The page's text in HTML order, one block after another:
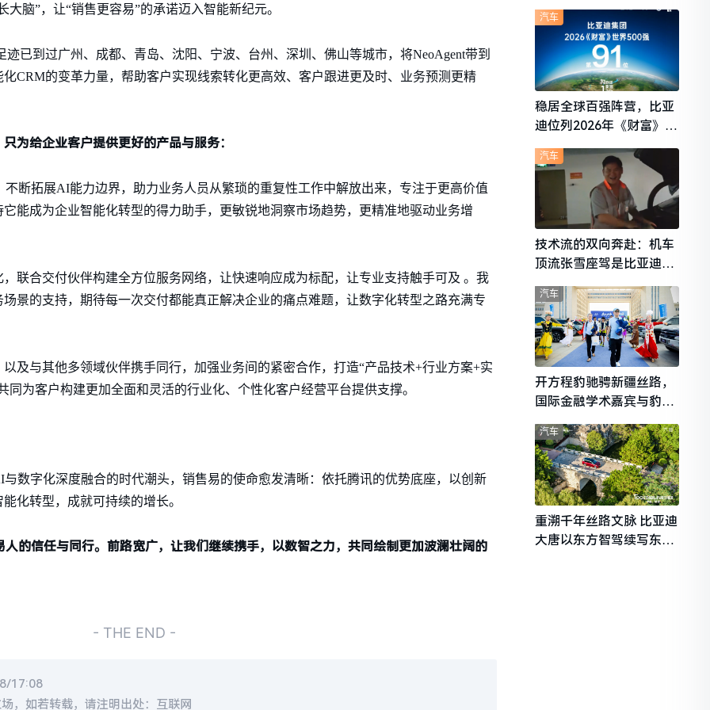
脑”，让“销售更容易”的承诺迈入智能新纪元。
迹已到过广州、成都、青岛、沈阳、宁波、台州、深圳、佛山等城市，将NeoAgent带到
CRM的变革力量，帮助客户实现线索转化更高效、客户跟进更及时、业务预测更精
为给企业客户提供更好的产品与服务：
不断拓展AI能力边界，助力业务人员从繁琐的重复性工作中解放出来，专注于更高价值
能成为企业智能化转型的得力助手，更敏锐地洞察市场趋势，更精准地驱动业务增
联合交付伙伴构建全方位服务网络，让快速响应成为标配，让专业支持触手可及 。我
景的支持，期待每一次交付都能真正解决企业的痛点难题，让数字化转型之路充满专
及与其他多领域伙伴携手同行，加强业务间的紧密合作，打造“产品技术+行业方案+实
同为客户构建更加全面和灵活的行业化、个性化客户经营平台提供支撑。
数字化深度融合的时代潮头，销售易的使命愈发清晰：依托腾讯的优势底座，以创新
化转型，成就可持续的增长。
的信任与同行。前路宽广，让我们继续携手，以数智之力，共同绘制更加波澜壮阔的
- THE END -
17:08
，如若转载，请注明出处：互联网
想i6成最强黑马
稳居全球百强阵营，比亚
迪位列2026年《财富》世
汽车
技术流的双向奔赴：机车
顶流张雪座驾是比亚迪秦
L
汽车
开方程豹驰骋新疆丝路，
国际金融学术嘉宾与豹友
共赴山海热爱
汽车
重溯千年丝路文脉 比亚迪
大唐以东方智驾续写东西
汽车